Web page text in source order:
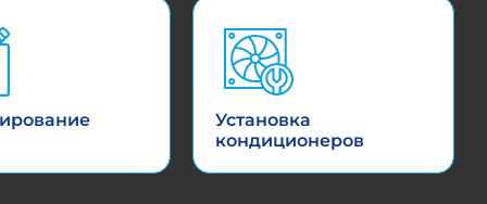
Установка
кондиционеров